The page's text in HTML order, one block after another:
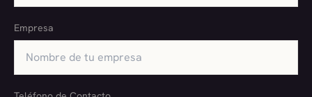
Empresa